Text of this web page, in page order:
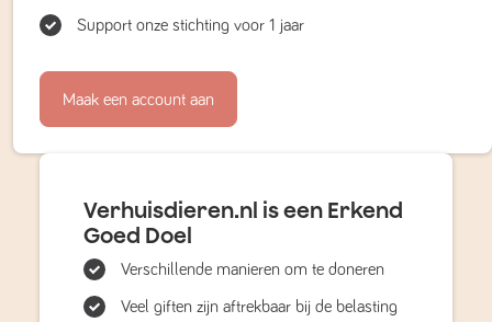
Support onze stichting voor 1 jaar
Maak een account aan
Verhuisdieren.nl is een Erkend
Goed Doel
Verschillende manieren om te doneren
Veel giften zijn aftrekbaar bij de belasting